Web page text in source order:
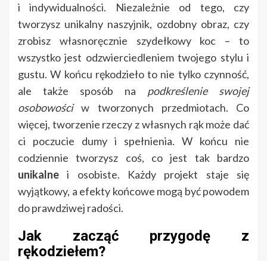
i indywidualności. Niezależnie od tego, czy
tworzysz unikalny naszyjnik, ozdobny obraz, czy
zrobisz własnoręcznie szydełkowy koc – to
wszystko jest odzwierciedleniem twojego stylu i
gustu. W końcu rękodzieło to nie tylko czynność,
ale także sposób na podkreślenie swojej
osobowościw tworzonych przedmiotach. Co
więcej, tworzenie rzeczy z własnych rąk może dać
ci poczucie dumy i spełnienia. W końcu nie
codziennie tworzysz coś, co jest tak bardzo
unikalne i osobiste. Każdy projekt staje się
wyjątkowy, a efekty końcowe mogą być powodem
do prawdziwej radości.
Jak zacząć przygodę z
rękodziełem?